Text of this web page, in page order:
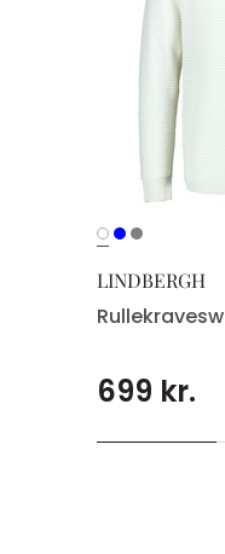
LINDBERGH
699 kr.